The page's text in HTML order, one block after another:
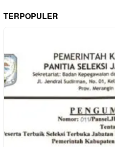
TERPOPULER